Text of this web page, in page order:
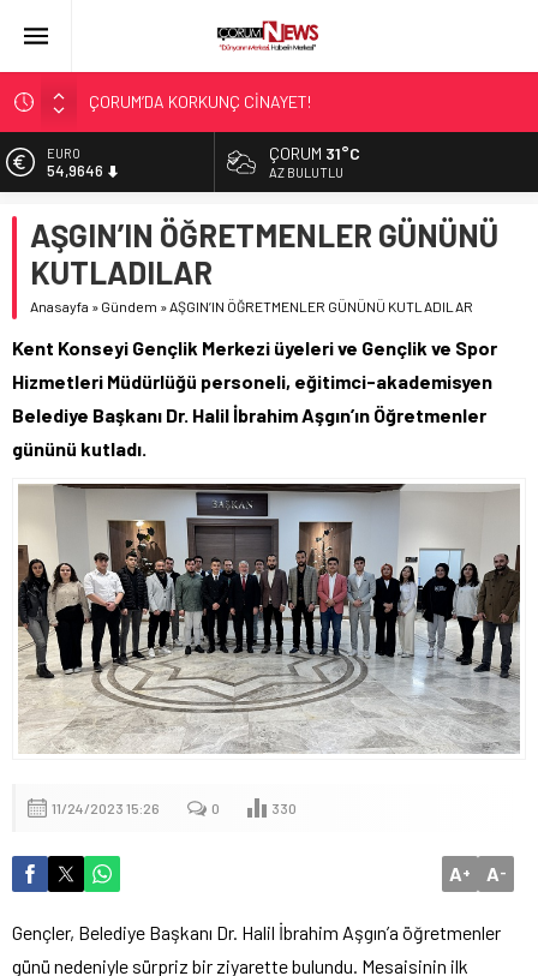
ÇORUM’DA KORKUNÇ CİNAYET!
ASLAN, CUMHURBAŞKANI BAŞDANIŞMANI OLDU
SIR PERDESİ ÇÖZÜLDÜ!
ÇATIDAN DÜŞTÜ!
EURO
54,9646
6.488,95
13.798,82
47,5939
ÇORUM 31°C
AZ BULUTLU
AŞGIN’IN ÖĞRETMENLER GÜNÜNÜ
KUTLADILAR
Anasayfa » Gündem »AŞGIN’IN ÖĞRETMENLER GÜNÜNÜ KUTLADILAR
Kent Konseyi Gençlik Merkezi üyeleri ve Gençlik ve Spor
Hizmetleri Müdürlüğü personeli, eğitimci-akademisyen
Belediye Başkanı Dr. Halil İbrahim Aşgın’ın Öğretmenler
gününü kutladı.
11/24/2023 15:26 0 330
A+ A-
Gençler, Belediye Başkanı Dr. Halil İbrahim Aşgın’a öğretmenler
günü nedeniyle sürpriz bir ziyarette bulundu. Mesaisinin ilk